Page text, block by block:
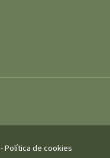
-Política de cookies